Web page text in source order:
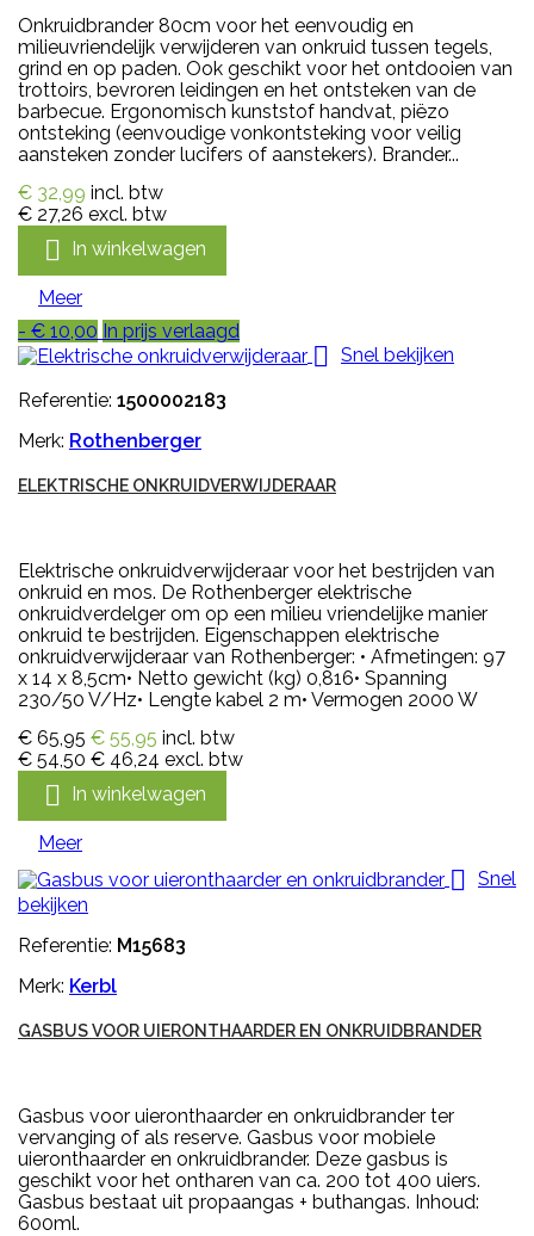
Onkruidbrander 80cm voor het eenvoudig en
milieuvriendelijk verwijderen van onkruid tussen tegels,
grind en op paden. Ook geschikt voor het ontdooien van
trottoirs, bevroren leidingen en het ontsteken van de
barbecue. Ergonomisch kunststof handvat, piëzo
ontsteking (eenvoudige vonkontsteking voor veilig
aansteken zonder lucifers of aanstekers). Brander...
€ 32,99 incl. btw
€ 27,26 excl. btw
 In winkelwagen
Meer
- € 10,00 In prijs verlaagd
 Snel bekijken
Referentie: 1500002183
Merk: Rothenberger
ELEKTRISCHE ONKRUIDVERWIJDERAAR
Elektrische onkruidverwijderaar voor het bestrijden van
onkruid en mos. De Rothenberger elektrische
onkruidverdelger om op een milieu vriendelijke manier
onkruid te bestrijden. Eigenschappen elektrische
onkruidverwijderaar van Rothenberger: • Afmetingen: 97
x 14 x 8,5cm• Netto gewicht (kg) 0,816• Spanning
230/50 V/Hz• Lengte kabel 2 m• Vermogen 2000 W
€ 65,95 € 55,95 incl. btw
€ 54,50 € 46,24 excl. btw
 In winkelwagen
Meer
 Snel
bekijken
Referentie: M15683
Merk: Kerbl
GASBUS VOOR UIERONTHAARDER EN ONKRUIDBRANDER
Gasbus voor uieronthaarder en onkruidbrander ter
vervanging of als reserve. Gasbus voor mobiele
uieronthaarder en onkruidbrander. Deze gasbus is
geschikt voor het ontharen van ca. 200 tot 400 uiers.
Gasbus bestaat uit propaangas + buthangas. Inhoud:
600ml.